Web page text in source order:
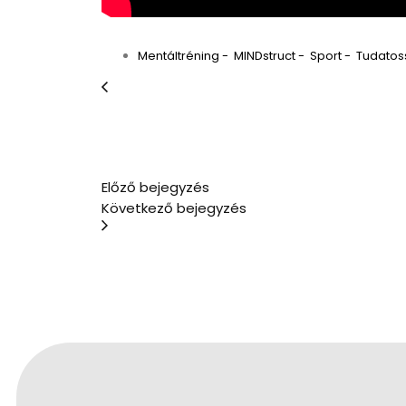
Mentáltréning - MINDstruct- Sport-
Előző bejegyzés
Következő bejegyzés